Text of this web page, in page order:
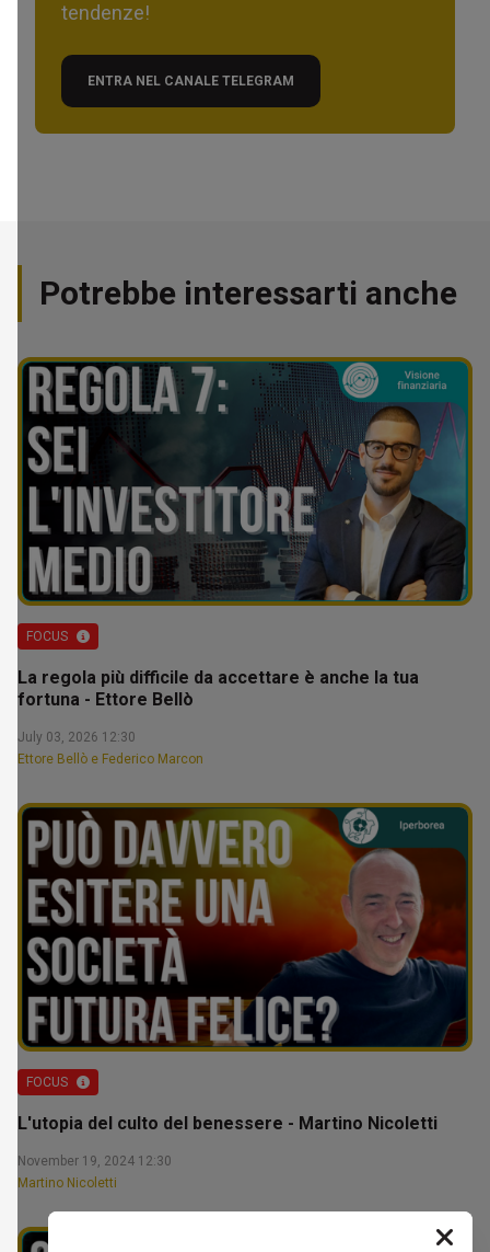
tendenze!
ENTRA NEL CANALE TELEGRAM
Potrebbe interessarti anche
FOCUS
La regola più difficile da accettare è anche la tua
fortuna - Ettore Bellò
July 03, 2026 12:30
Ettore Bellò e Federico Marcon
FOCUS
L'utopia del culto del benessere - Martino Nicoletti
November 19, 2024 12:30
Martino Nicoletti